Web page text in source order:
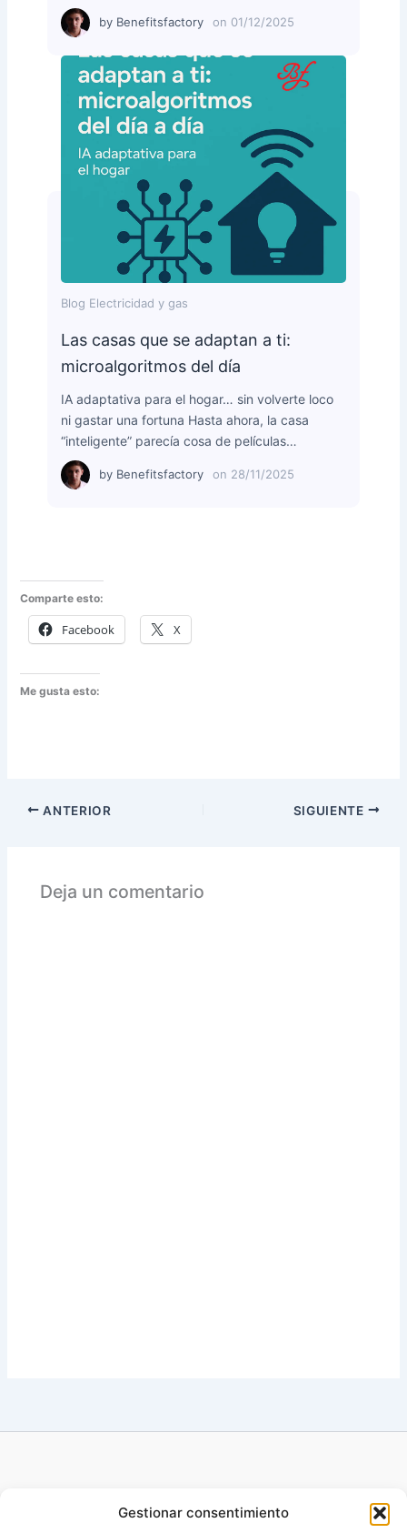
Gestionar consentimiento
by Benefitsfactory on 01/12/2025
Blog Electricidad y gas
Las casas que se adaptan a ti:
microalgoritmos del día
IA adaptativa para el hogar… sin volverte loco
ni gastar una fortuna Hasta ahora, la casa
“inteligente” parecía cosa de películas…
by Benefitsfactory on 28/11/2025
Comparte esto:
Facebook X
Me gusta esto:
ANTERIOR SIGUIENTE
Deja un comentario